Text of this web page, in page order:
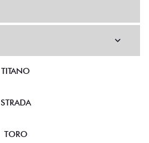
TITANO
STRADA
TORO